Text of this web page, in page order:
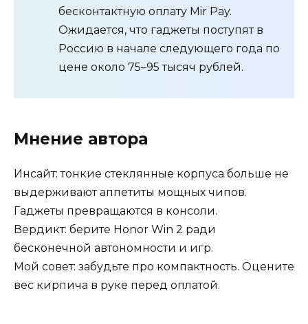
бесконтактную оплату Mir Pay.
Ожидается, что гаджеты поступят в
Россию в начале следующего года по
цене около 75–95 тысяч рублей.
Мнение автора
Инсайт: тонкие стеклянные корпуса больше не
выдерживают аппетиты мощных чипов.
Гаджеты превращаются в консоли.
Вердикт: берите Honor Win 2 ради
бесконечной автономности и игр.
Мой совет: забудьте про компактность. Оцените
вес кирпича в руке перед оплатой.